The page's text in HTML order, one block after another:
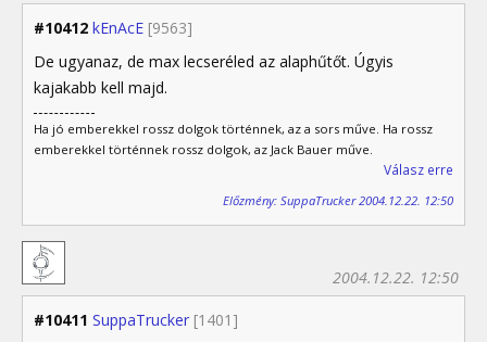
#10412 kEnAcE [9563]
De ugyanaz, de max lecseréled az alaphűtőt. Úgyis
kajakabb kell majd.
Ha jó emberekkel rossz dolgok történnek, az a sors műve. Ha rossz
emberekkel történnek rossz dolgok, az Jack Bauer műve.
Válasz erre
Előzmény: SuppaTrucker 2004.12.22. 12:50
#10411 SuppaTrucker [1401]
2004.12.22. 12:50